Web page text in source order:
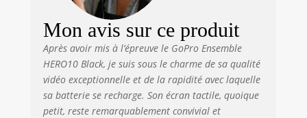
conçu. Photos et
vidéos haute
résolution,
fréquence
d’images élevée:
Passez à la caméra
Mon avis sur ce produit
Après avoir mis à l’épreuve le GoPro Ensemble
HERO10 Black, je suis sous le charme de sa qualité
vidéo exceptionnelle et de la rapidité avec laquelle
sa batterie se recharge. Son écran tactile, quoique
petit, reste remarquablement convivial et